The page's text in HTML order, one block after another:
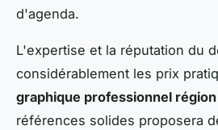
d'agenda.
L'expertise et la réputation du
considérablement les prix
graphique professionnel
références solides proposera